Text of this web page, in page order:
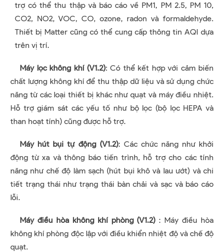
trợ có thể thu thập và báo cáo về PM1, PM 2.5, PM 10,
CO2, NO2, VOC, CO, ozone, radon và formaldehyde.
Thiết bị Matter cũng có thể cung cấp thông tin AQI dựa
trên vị trí.
Máy lọc không khí (V1.2): Có thể kết hợp với cảm biến
chất lượng không khí để thu thập dữ liệu và sử dụng chức
năng từ các loại thiết bị khác như quạt và máy điều nhiệt.
Hỗ trợ giám sát các yếu tố như bộ lọc (bộ lọc HEPA và
than hoạt tính) cũng được hỗ trợ.
Máy hút bụi tự động (V1.2): Các chức năng như khởi
động từ xa và thông báo tiến trình, hỗ trợ cho các tính
năng như chế độ làm sạch (hút bụi khô và lau ướt) và chi
tiết trạng thái như trạng thái bàn chải và sạc và báo cáo
lỗi.
Máy điều hòa không khí phòng (V1.2) : Máy điều hòa
không khí phòng độc lập với điều khiển nhiệt độ và chế độ
quạt.